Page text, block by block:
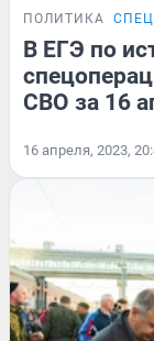
ПОЛИТИКА
В ЕГЭ по
СВО за 16
16 апреля, 2023,